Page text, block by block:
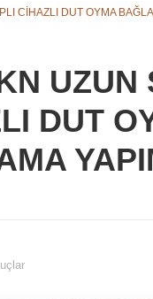
yaprak sazlar, özel
CİHAZLI DUT OYMA
UZUN
DUT